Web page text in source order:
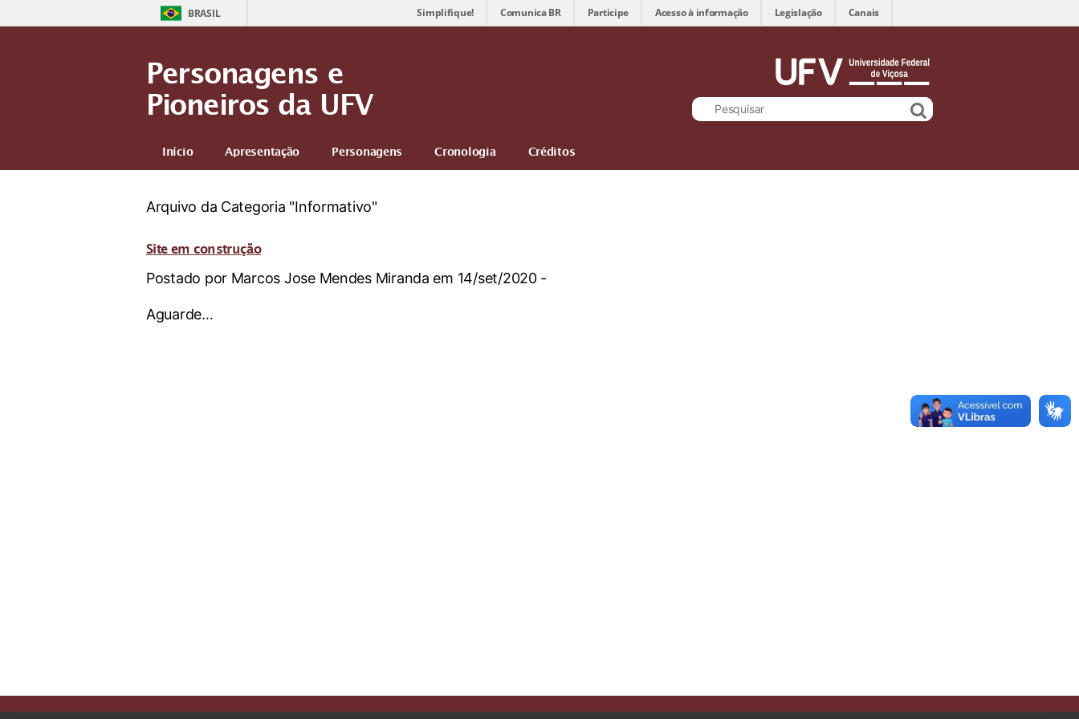
BRASIL Simplifique! Comunica BR Participe Acesso à informação Legislação Canais
Personagens e
Pioneiros da UFV
Início Apresentação Personagens Cronologia Créditos
Arquivo da Categoria "Informativo"
Site em construção
Postado por Marcos Jose Mendes Miranda em 14/set/2020 -
Aguarde…